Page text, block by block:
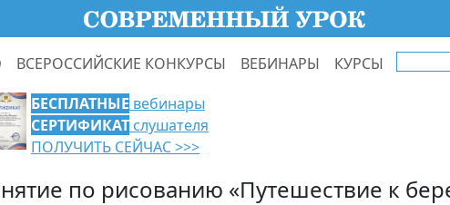
ВСЕРОССИЙСКИЕ КОНКУРСЫ ВЕБИНАРЫ КУРСЫ
БЕСПЛАТНЫЕ вебинары
СЕРТИФИКАТ слушателя
ПОЛУЧИТЬ СЕЙЧАС >>>
по рисованию «Путешествие к